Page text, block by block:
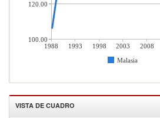
1988 1993 1998 2003 2008
Malasia
120.00
100.00
VISTA DE CUADRO